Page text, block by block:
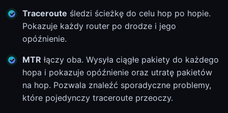
Traceroute śledzi ścieżkę do celu hop po hopie.
Pokazuje każdy router po drodze i jego
opóźnienie.
MTR łączy oba. Wysyła ciągłe pakiety do każdego
hopa i pokazuje opóźnienie oraz utratę pakietów
na hop. Pozwala znaleźć sporadyczne problemy,
które pojedynczy traceroute przeoczy.